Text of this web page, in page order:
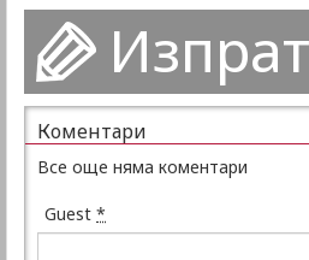
Коментари
Все още няма коментари
Guest *